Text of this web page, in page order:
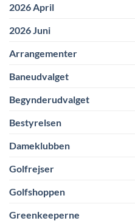
2026 April
2026 Juni
Arrangementer
Baneudvalget
Begynderudvalget
Bestyrelsen
Dameklubben
Golfrejser
Golfshoppen
Greenkeeperne